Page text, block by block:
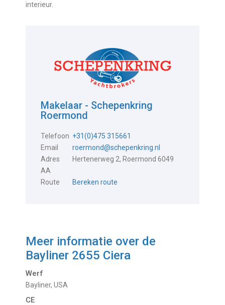
interieur.
Makelaar - Schepenkring
Roermond
Telefoon +31(0)475 315661
Email
roermond@schepenkring.nl
Adres
Hertenerweg 2, Roermond 6049
AA
Route
Bereken route
Meer informatie over de
Bayliner 2655 Ciera
Werf
Bayliner, USA
CE